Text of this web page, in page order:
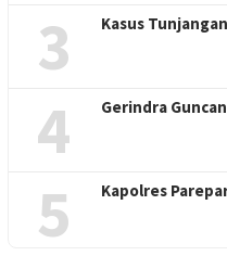
3 Kasus
4 Gerindra
5 Kapolres